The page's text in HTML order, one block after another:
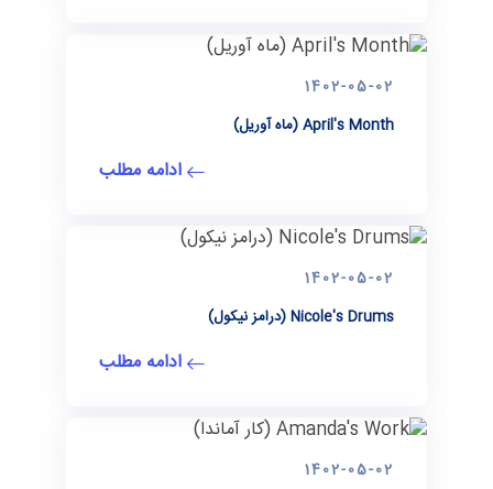
1402-05-02
April's Month (ماه آوریل)
ادامه مطلب
1402-05-02
Nicole's Drums (درامز نیکول)
ادامه مطلب
1402-05-02